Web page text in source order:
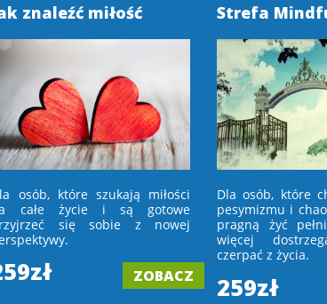
znaleźć miłość
osób, które szukają miłości
całe życie i są gotowe
się sobie z nowej
ZOBACZ
Strefa
Dla osób, które
pesymizmu i
pragną żyć
więcej
czerpać z życia.
259zł